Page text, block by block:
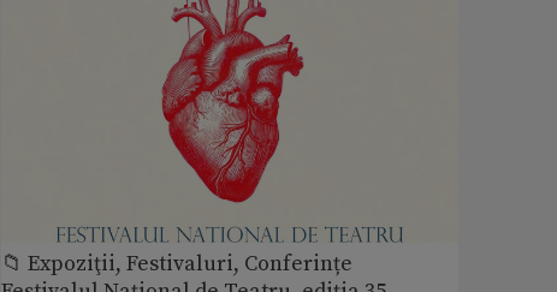
📁 Expoziţii, Festivaluri, Conferințe